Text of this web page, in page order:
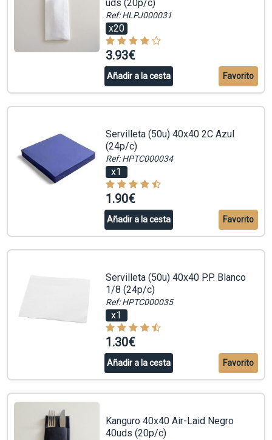
uds (20p/c)
Ref: HLPJ000031
x20
3.93€
Añadir a la cesta Favorito
Servilleta (50u) 40x40 2C Azul
(24p/c)
Ref: HPTC000034
x1
1.90€
Añadir a la cesta Favorito
Servilleta (50u) 40x40 P.P. Blanco
1/8 (24p/c)
Ref: HPTC000035
x1
1.30€
Añadir a la cesta Favorito
Kanguro 40x40 Air-Laid Negro
40uds (20p/c)